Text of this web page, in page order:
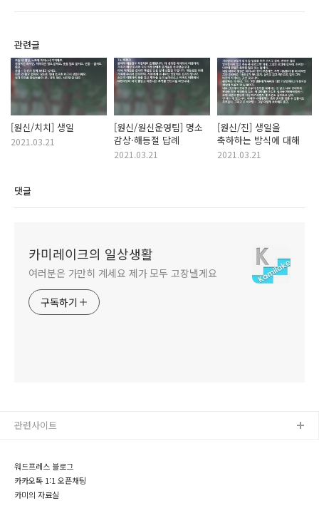
관련글
[원신/치치] 생일
2021.03.21
[원신/원신운영팀] 명소
감상·해등절 답례
2021.03.21
[원신/진] 생일을
축하하는 방식에 대해
2021.03.21
댓글
카미레이크의 일상생활
여러분은 가만히 계세요 제가 모두 고장낼게요
구독하기
워드프레스 블로그
카카오톡 1:1 오픈채팅
카미의 자료실
관련사이트